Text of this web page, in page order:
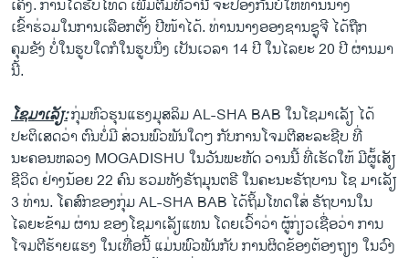
ເຄິ່ງ. ການໄດ້ຮັບໂທດ ເພີ້ມຕື່ມທີ່ວ່ານີ້ ຈະປ້ອງກັນບໍ່ໃຫ້ທ່ານນາງ
ເຂົ້າຮ່ວມໃນການເລືອກຕັ້ງ ປີໜ້າໄດ້. ທ່ານນາງອອງຊານຊູຈີ ໄດ້ຖືກ
ຄຸມຂັງ ບໍ່ໃນຮູບໃດກໍໃນຮູບນຶ່ງ ເປັນເວລາ 14 ປີ ໃນໄລຍະ 20 ປີ ຜ່ານມາ
ນີ້.
ໂຊມາເລັຽ:ກຸ່ມຫົວຮຸນແຮງມຸສລິມ AL-SHA BAB ໃນໂຊມາເລັຽ ໄດ້
ປະຕິເສດວ່າ ຕົນບໍ່ມີ ສ່ວນພົວພັນໃດໆ ກັບການໂຈມຕີສະລະຊີບ ທີ່
ນະຄອນຫລວງ MOGADISHU ໃນວັນພະຫັດ ວານນີ້ ທີ່ເຮັດໃຫ້ ມີຜູ້້ເສັຽ
ຊີວິດ ຢ່າງນ້ອຍ 22 ຄົນ ຮວມທັງຣັຖມຸນຕຣີ ໃນຄະນະຣັຖບານ ໂຊ ມາເລັຽ
3 ທ່ານ. ໂຄສົກຂອງກຸ່ມ AL-SHA BAB ໄດ້ຖິ້ມໂທດໃສ່ ຣັຖບານໃນ
ໄລຍະຂ້າມ ຜ່ານ ຂອງໂຊມາເລັຽແທນ ໂດຍເວົ້າວ່າ ຜູ້ກ່ຽວເຊື່ອວ່າ ການ
ໂຈມຕີຮ້າຍແຮງ ໃນເທື່ອນີ້ ແມ່ນພົວພັນກັບ ການຜິດຂ້ອງຕ້ອງຖຽງ ໃນວົງ